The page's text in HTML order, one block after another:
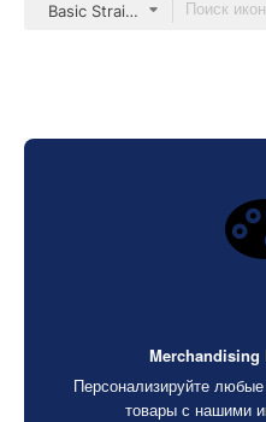
Basic Straight Filled
Merchandising
Персонализируйте
товары с нашими